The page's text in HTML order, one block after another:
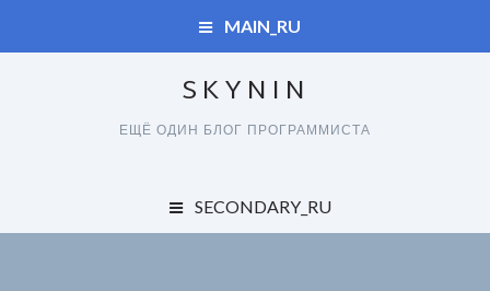
MAIN_RU
SKYNIN
ЕЩЁ ОДИН БЛОГ ПРОГРАММИСТА
SECONDARY_RU